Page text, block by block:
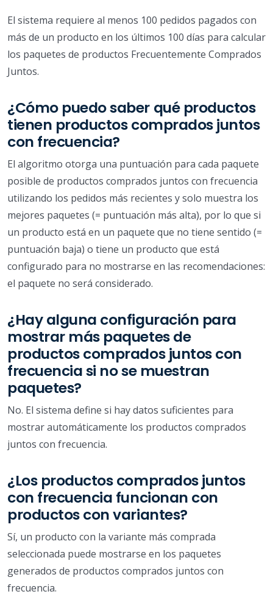
El sistema requiere al menos 100 pedidos pagados con
más de un producto en los últimos 100 días para calcular
los paquetes de productos Frecuentemente Comprados
Juntos.
¿Cómo puedo saber qué productos
tienen productos comprados juntos
con frecuencia?
El algoritmo otorga una puntuación para cada paquete
posible de productos comprados juntos con frecuencia
utilizando los pedidos más recientes y solo muestra los
mejores paquetes (= puntuación más alta), por lo que si
un producto está en un paquete que no tiene sentido (=
puntuación baja) o tiene un producto que está
configurado para no mostrarse en las recomendaciones:
el paquete no será considerado.
¿Hay alguna configuración para
mostrar más paquetes de
productos comprados juntos con
frecuencia si no se muestran
paquetes?
No. El sistema define si hay datos suficientes para
mostrar automáticamente los productos comprados
juntos con frecuencia.
¿Los productos comprados juntos
con frecuencia funcionan con
productos con variantes?
Sí, un producto con la variante más comprada
seleccionada puede mostrarse en los paquetes
generados de productos comprados juntos con
frecuencia.